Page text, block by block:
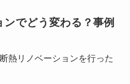
ンでどう変わる？事例
熱リノベーションを行った